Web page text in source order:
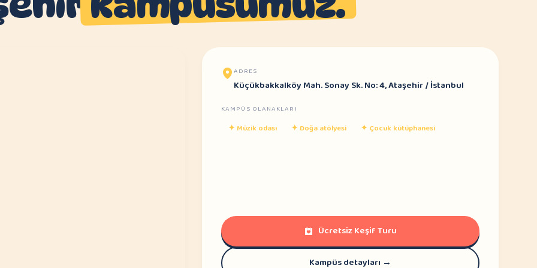
ADRES
Küçükbakkalköy Mah. Sonay Sk. No: 4, Ataşehir / İstanbul
KAMPÜS OLANAKLARI
✦ Müzik odası ✦ Doğa atölyesi ✦ Çocuk kütüphanesi
Ücretsiz Keşif Turu
Kampüs detayları →